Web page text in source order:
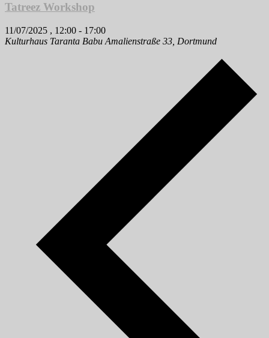
Tatreez Workshop
11/07/2025 , 12:00 - 17:00
Kulturhaus Taranta Babu Amalienstraße 33, Dortmund